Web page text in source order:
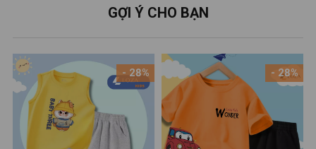
GỢI Ý CHO BẠN
- 28% - 28%